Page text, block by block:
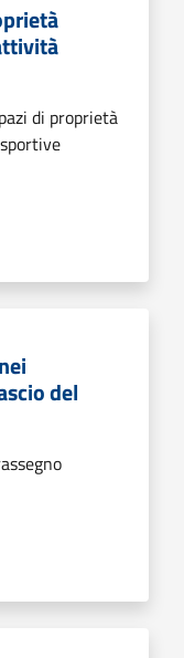
di proprietà
del